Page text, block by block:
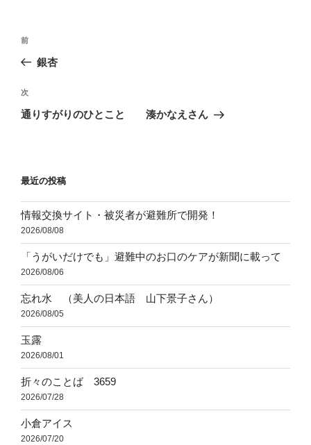
投
ビ
ゲ
ン
前
の
稿
前
銀杏
次
の
次
通りすがりのひとこと 湊かなえさん
最近の投稿
情報交換サイト・被災者が避難所で開発！
2026/08/08
「うがいだけでも」避難中のお口のケアが新聞に載って
2026/08/06
忘れ水 （美人の日本語 山下景子さん）
2026/08/05
玉露
2026/08/01
折々のことば 3659
2026/07/28
小倉アイス
2026/07/20